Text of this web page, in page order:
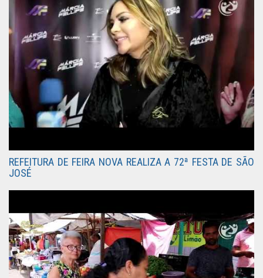
REFEITURA DE FEIRA NOVA REALIZA A 72ª FESTA DE SÃO
JOSÉ